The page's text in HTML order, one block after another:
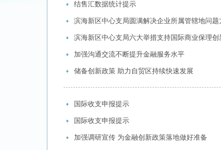
结售汇数据统计提示
滨海新区中心支局圆满解决企业所属管辖地问
滨海新区中心支局六大举措支持国际商业保理创
加强沟通交流不断提升金融服务水平
储备创新政策 助力自贸区持续快速发展
国际收支申报提示
国际收支申报提示
加强调研宣传 为金融创新政策落地做好准备